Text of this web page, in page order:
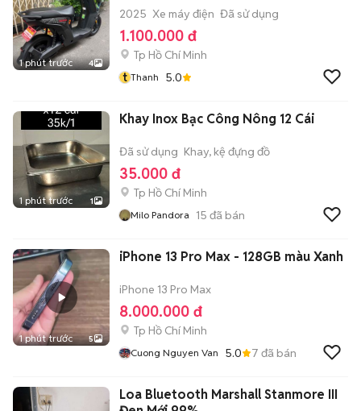
1 phút trước 4
2025 Xe máy điện Đã sử dụng
1.100.000 đ
Tp Hồ Chí Minh
t Thanh 5.0
1 phút trước 1
Khay Inox Bạc Công Nông 12 Cái
Đã sử dụng Khay, kệ đựng đồ
35.000 đ
Tp Hồ Chí Minh
Milo Pandora 15 đã bán
1 phút trước 5
iPhone 13 Pro Max - 128GB màu Xanh
iPhone 13 Pro Max
8.000.000 đ
Tp Hồ Chí Minh
Cuong Nguyen Van 5.0 7 đã bán
Loa Bluetooth Marshall Stanmore III